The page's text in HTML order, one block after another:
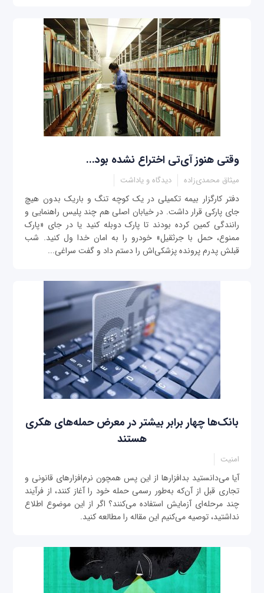
وقتی هنوز آی‌تی اختراع نشده بود...
میثاق محمدی‌زاده دیدگاه و یاداشت
دفتر کارگزار بیمه تکمیلی در یک کوچه تنگ و باریک بدون هیچ
جای پارکی قرار داشت. در خیابان اصلی هم چند پلیس راهنمایی و
رانندگی کمین کرده بودند تا پارک دوبله کنید یا در جای «پارک
ممنوع، حمل با جرثقیل» خودرو را به امان خدا ول کنید. شب
قبلش پدرم پرونده پزشکی‌اش را دستم داد و گفت سراغی...
بانک‌ها چهار برابر بیشتر در معرض حمله‌های هکری
هستند
امنیت
آیا می‌دانستید بدافزارها از این پس همچون نرم‌افزارهای قانونی و
تجاری قبل از آن‌که به‌طور رسمی حمله خود را آغاز کنند، از فرآیند
چند مرحله‌ای آزمایش استفاده می‌کنند؟ اگر از این موضوع اطلاع
نداشتید، توصیه می‌کنیم این مقاله را مطالعه کنید.